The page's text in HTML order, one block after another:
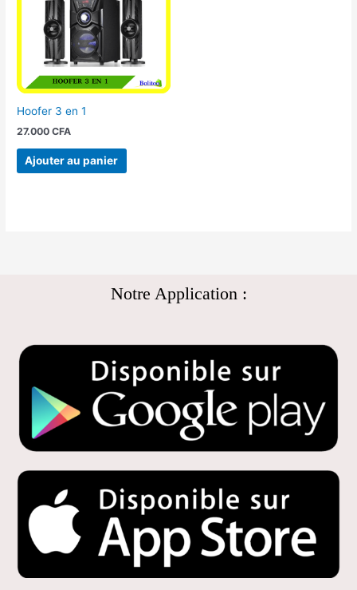
Hoofer 3 en 1
27.000CFA
Ajouter au panier
Notre Application :